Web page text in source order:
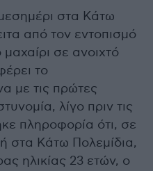
στα Κάτω
από τον εντοπισμό
σε ανοιχτό
το
με τις πρώτες
λίγο πριν τις
πληροφορία ότι, σε
στα Κάτω Πολεμίδια,
ηλικίας 23 ετών, ο